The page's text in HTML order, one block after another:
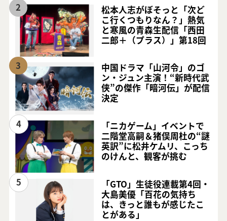
2
松本人志がぼそっと「次ど
こ行くつもりなん？」熱気
と寒風の青森生配信「西田
二郎＋（プラス）」第18回
3
中国ドラマ「山河令」のゴ
ン・ジュン主演！“新時代武
侠”の傑作「暗河伝」が配信
決定
4
「ニカゲーム」イベントで
二階堂高嗣＆猪俣周杜の“謎
英訳”に松井ケムリ、こっち
のけんと、観客が挑む
5
「GTO」生徒役連載第4回・
大島美優「百花の気持ち
は、きっと誰もが感じたこ
とがある」